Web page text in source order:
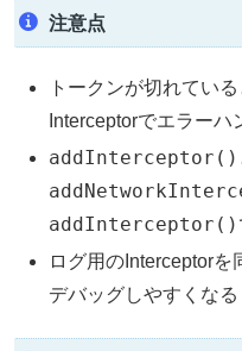
注意点
トークンが切れてい
Interceptorでエラーハ
addInterceptor()
addInterceptor()
ログ用のInterceptor
デバッグしやすくなる